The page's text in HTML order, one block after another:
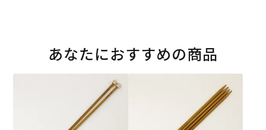
あなたにおすすめの商品